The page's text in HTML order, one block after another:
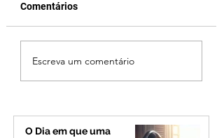
Reviravolta na política
mineira: Cleitinho
desiste de disputar o
permanecerá no
Senado
Comentários
Escreva um comentário
O Dia em que uma